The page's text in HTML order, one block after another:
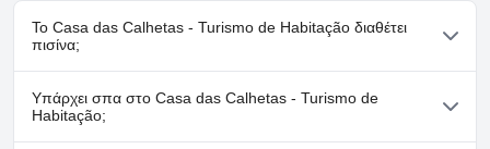
Το Casa das Calhetas - Turismo de Habitação διαθέτει
πισίνα;
Όχι, το Casa das Calhetas - Turismo de Habitação δεν διαθέτει
πισίνα.
Υπάρχει σπα στο Casa das Calhetas - Turismo de
Habitação;